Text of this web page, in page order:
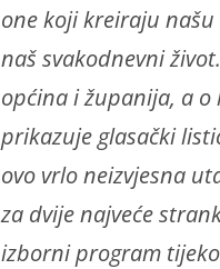
one koji kreiraju
naš svakodnevni
općina i županija, a
prikazuje glasački
ovo vrlo neizvjesna
za dvije najveće
izborni program